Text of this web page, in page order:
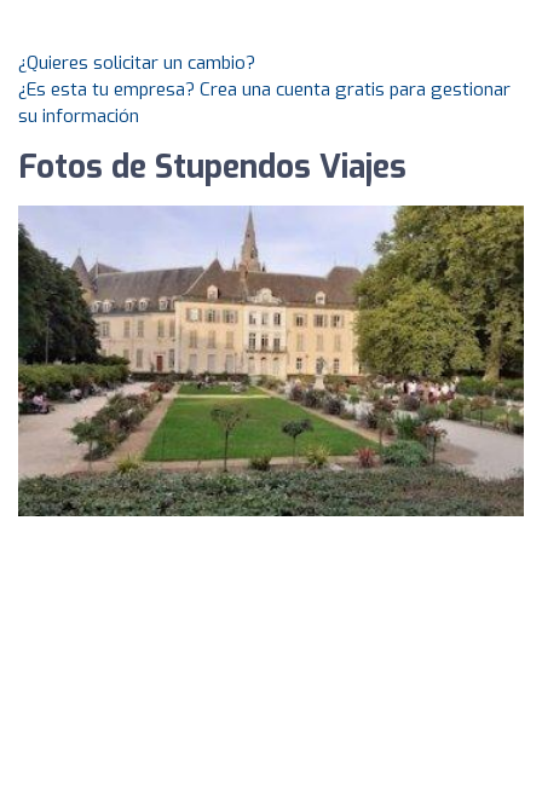
¿Quieres solicitar un cambio?
¿Es esta tu empresa? Crea una cuenta gratis para gestionar
su información
Fotos de Stupendos Viajes